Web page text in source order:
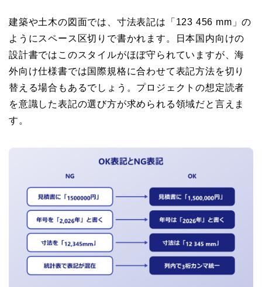
建築や土木の図面では、寸法表記は「123 456 mm」の
ようにスペース区切りで書かれます。日本国内向けの
設計書ではこのスタイルがほぼ守られていますが、海
外向け仕様書では国際規格に合わせて表記方法を切り
替える場合もあるでしょう。プロジェクトの想定読者
を意識した表記の選び方が求められる領域だと言えま
す。